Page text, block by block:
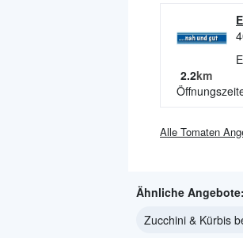
2.2km
Alle Tomaten
Ähnliche Angebote:
Zucchini & Kürbis